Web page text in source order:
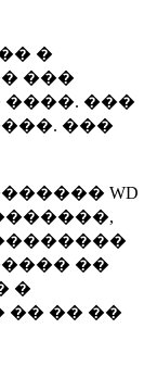
�
���
���
���
WD
��
�
�� �� ��